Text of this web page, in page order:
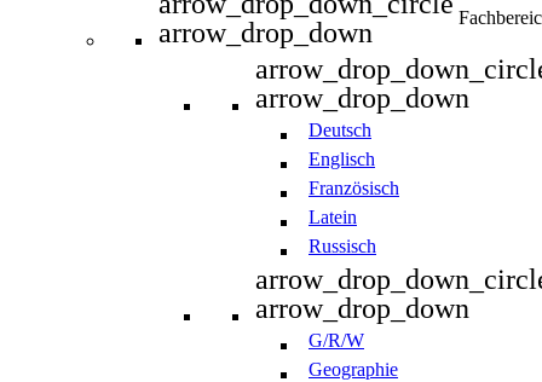
arrow_drop_down
arrow_drop_down
Deutsch
Englisch
Französisch
Latein
Russisch
arrow_drop_down
G/R/W
Geographie